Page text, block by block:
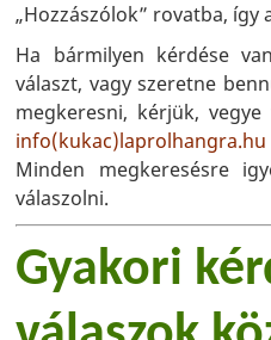
„Hozzászólok” rovatba, így
Ha bármilyen kérdése
választ, vagy szeretne
megkeresni, kérjük,
info(kukac)laprolhangra.hu
Minden megkeresésre
válaszolni.
Gyakori